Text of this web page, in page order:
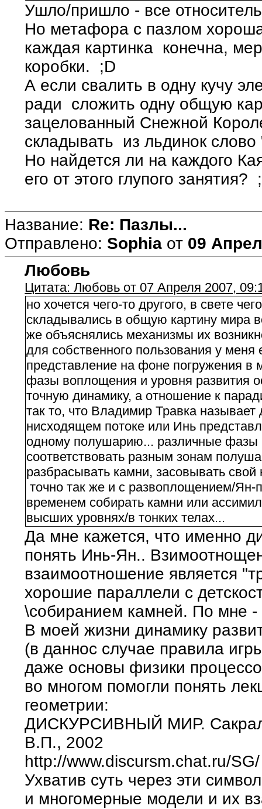
Ушло/пришло - все
Но метафора с пазлом
каждая картинка конечна,
коробки. ;D
А если свалить в одну кучу
ради сложить одну общую
зацелованный Снежной
складывать из льдинок слово
Но найдется ли на каждого
его от этого глупого занятия?
Название: Re: Пазлы...
Отправлено: Sophia от 09
Любовь
Цитата: Любовь от 07 Апреля 2007,
но хочется чего-то другого, в свете
складывались в общую картину мира
же объяснялись механизмы их
для собственного пользования у
представление на фоне погружения
фазы воплощения и уровня развития
точную динамику, а отношение к
так то, что Владимир Травка называет
нисходящем потоке или Инь
одному полушарию... различные
соответствовать разным зонам
разбрасывать камни, засовывать
точно так же и с развоплощением/Ян-
временем собирать камни или
высших уровнях/в тонких телах...
Да мне кажется, что именно
понять Инь-Ян..
взаимоотношение является
хорошие параллели с
\собиранием камней. По мне -
В моей жизни динамику
(в даннос случае правила
даже основы физики
во многом помогли понять
геометрии:
ДИСКУРСИВНЫЙ МИР.
В.П., 2002
http://www.discursm.chat.ru/
Ухватив суть через эти
и многомерные модели и их